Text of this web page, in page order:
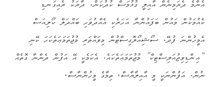
އެންމެ ދެރަމިނެން އާއިލީ ގުޅުމަސް ކުދުކަން. ދާރަކު ރެއިގަނޑި
ކެއުމަކުން މައުން ބަފައުންނާ އަހަރެކި އެއްދުވަހި ބައްދަލް ކޯލިއަސް
އެމީހުންނަ ފުދޭ. ސޯޝިއޯލޮގިސްޓުން މިވައްތަރި މުޖުތަމަޢަތެކަހަ ކޭނި
“އިންޑިވިޖުއަލިސްޓިކް” މުޖުތަމަޢަތެކައެ. އެކަމެކީ އޭ އަފުން ދެންނާ ގޮތެއް
ނުން. އަފުންނަކީ މީ އާއިލާޔާސް، ތިމާގެ މީހުންނާސް،